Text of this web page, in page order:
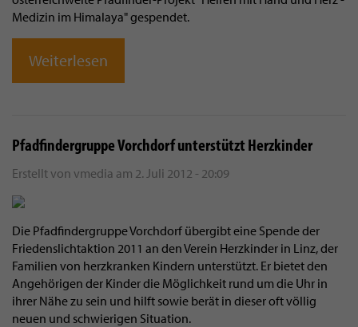
Medizin im Himalaya" gespendet.
Weiterlesen
Pfadfindergruppe Vorchdorf unterstützt Herzkinder
Erstellt von vmedia am 2. Juli 2012 - 20:09
Die Pfadfindergruppe Vorchdorf übergibt eine Spende der
Friedenslichtaktion 2011 an den Verein Herzkinder in Linz, der
Familien von herzkranken Kindern unterstützt. Er bietet den
Angehörigen der Kinder die Möglichkeit rund um die Uhr in
ihrer Nähe zu sein und hilft sowie berät in dieser oft völlig
neuen und schwierigen Situation.